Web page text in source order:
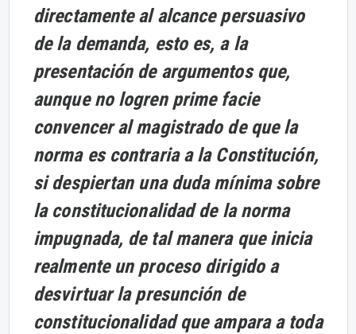
directamente al alcance persuasivo
de la demanda, esto es, a la
presentación de argumentos que,
aunque no logren prime facie
convencer al magistrado de que la
norma es contraria a la Constitución,
si despiertan una duda mínima sobre
la constitucionalidad de la norma
impugnada, de tal manera que inicia
realmente un proceso dirigido a
desvirtuar la presunción de
constitucionalidad que ampara a toda